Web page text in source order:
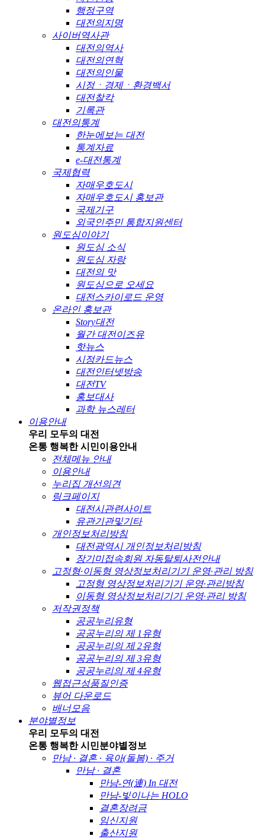
행정구역
대전의지명
사이버역사관
대전의역사
대전의연혁
대전의인물
시정ㆍ경제ㆍ환경백서
대전찰칵
기록관
대전의통계
한눈에보는 대전
통계자료
e-대전통계
국제협력
자매우호도시
자매우호도시 홍보관
국제기구
외국인주민 통합지원센터
원도심이야기
원도심 소식
원도심 자랑
대전의 맛
원도심으로 오세요
대전스카이로드 운영
온라인 홍보관
Story대전
월간 대전이즈유
핫뉴스
시정카드뉴스
대전인터넷방송
대전TV
홍보대사
과학 뉴스레터
이용안내
우리 모두의 대전
온통 행복한 시민이용안내
전체메뉴 안내
이용안내
누리집 개선의견
링크페이지
대전시관련사이트
유관기관및기타
개인정보처리방침
대전광역시 개인정보처리방침
장기미접속회원 자동탈퇴사전안내
고정형·이동형 영상정보처리기기 운영·관리 방침
고정형 영상정보처리기기 운영·관리방침
이동형 영상정보처리기기 운영·관리 방침
저작권정책
공공누리유형
공공누리의 제 1유형
공공누리의 제 2유형
공공누리의 제 3유형
공공누리의 제 4유형
웹접근성품질인증
뷰어 다운로드
배너모음
분야별정보
우리 모두의 대전
온통 행복한 시민분야별정보
만남 · 결혼 · 육아(돌봄) · 주거
만남 · 결혼
만남-연(連) In 대전
만남-빛이나는 HOLO
결혼장려금
임신지원
출산지원